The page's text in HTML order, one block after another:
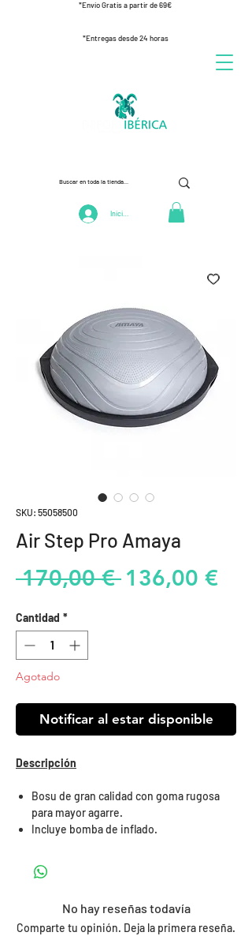
*Envío Gratis a partir de 69€
*Entregas desde 24 horas
Iniciar Sesión
SKU: 55058500
Air Step Pro Amaya
170,00 € Precio
136,00 €
Cantidad *
Agotado
Notificar al estar disponible
Descripción
Bosu de gran calidad con goma rugosa
para mayor agarre.
Incluye bomba de inflado.
No hay reseñas todavía
Comparte tu opinión. Deja la primera reseña.